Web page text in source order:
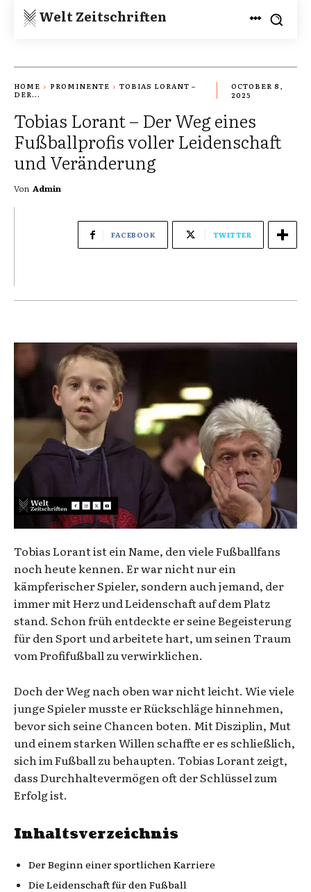
Welt Zeitschriften
HOME PROMINENTE
TOBIAS LORANT –
DER...
OCTOBER 8,
2025
Tobias Lorant – Der Weg eines
Fußballprofis voller Leidenschaft
und Veränderung
Von Admin
FACEBOOK TWITTER
Tobias Lorant ist ein Name, den viele Fußballfans
noch heute kennen. Er war nicht nur ein
kämpferischer Spieler, sondern auch jemand, der
immer mit Herz und Leidenschaft auf dem Platz
stand. Schon früh entdeckte er seine Begeisterung
für den Sport und arbeitete hart, um seinen Traum
vom Profifußball zu verwirklichen.
Doch der Weg nach oben war nicht leicht. Wie viele
junge Spieler musste er Rückschläge hinnehmen,
bevor sich seine Chancen boten. Mit Disziplin, Mut
und einem starken Willen schaffte er es schließlich,
sich im Fußball zu behaupten. Tobias Lorant zeigt,
dass Durchhaltevermögen oft der Schlüssel zum
Erfolg ist.
Inhaltsverzeichnis
Der Beginn einer sportlichen Karriere
Die Leidenschaft für den Fußball